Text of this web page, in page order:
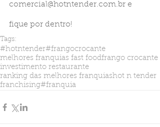
comercial@hotntender.com.br e
fique por dentro!
Tags:
#hotntender#frangocrocante
melhores franquias fast foodfrango crocante
investimento restaurante
ranking das melhores franquiashot n tender
franchising#franquia